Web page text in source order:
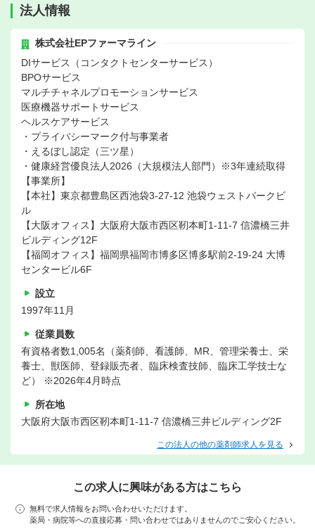
法人情報
株式会社EPファーマライン
DIサービス（コンタクトセンターサービス）
BPOサービス
マルチチャネルプロモーションサービス
医療機器サポートサービス
ヘルスケアサービス
・プライバシーマーク付与事業者
・えるぼし認定（三ツ星）
・健康経営優良法人2026（大規模法人部門）※3年連続取得
【事業所】
【本社】東京都豊島区西池袋3-27-12 池袋ウェストパークビ
ル
【大阪オフィス】大阪府大阪市西区靭本町1-11-7 信濃橋三井
ビルディング12F
【福岡オフィス】福岡県福岡市博多区博多駅前2-19-24 大博
センタービル6F
設立
1997年11月
従業員数
有資格者数1,005名（薬剤師、看護師、MR、管理栄養士、栄
養士、獣医師、登録販売者、臨床検査技師、臨床工学技士な
ど） ※2026年4月時点
所在地
大阪府大阪市西区靭本町1-11-7 信濃橋三井ビルディング2F
この法人の他の薬剤師求人を見る
この求人に興味がある方はこちら
無料で求人情報をお問い合わせいただけます。
薬局・病院等への直接応募・問い合わせではありませんのでご安心ください。